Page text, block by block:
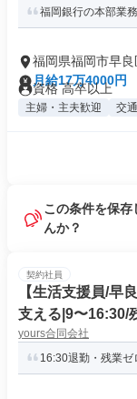
福岡銀行の本部業
福岡県福岡市早
月給17万4000円
資格 高卒以上
主婦・主夫歓迎 交
この条件を保
んか？
契約社員
【生活支援員/早
支える|9〜16:30/
問)//
yours合同会社
16:30退勤・残業ゼ